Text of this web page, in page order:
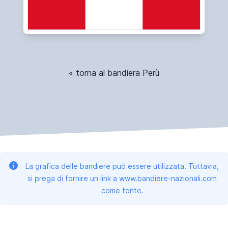
« torna al bandiera Perù
La grafica delle bandiere può essere utilizzata. Tuttavia,
si prega di fornire un link a www.bandiere-nazionali.com
come fonte.